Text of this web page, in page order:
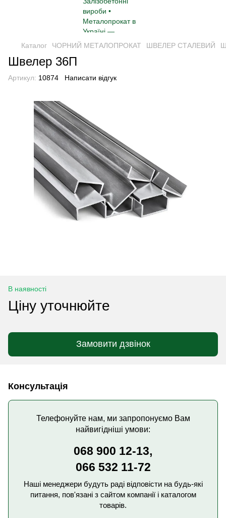
Каталог ЧОРНИЙ МЕТАЛОПРОКАТ ШВЕЛЕР СТАЛЕВИЙ
Швелер 36П
Артикул: 10874 Написати відгук
В наявності
Ціну уточнюйте
Замовити дзвінок
Консультація
Телефонуйте нам, ми запропонуємо Вам
найвигідніші умови:
068 900 12-13,
066 532 11-72
Наші менеджери будуть раді відповісти на будь-які
питання, пов'язані з сайтом компанії і каталогом
товарів.